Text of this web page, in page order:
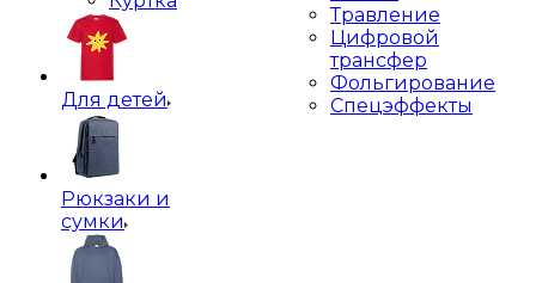
Для детей
Рюкзаки и
сумки
Травление
Цифровой
трансфер
Фольгирование
Спецэффекты